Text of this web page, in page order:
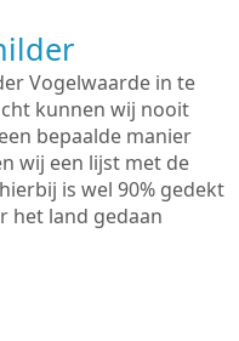
Vogelwaarde in te
kunnen wij nooit
bepaalde manier
wij een lijst met de
is wel 90% gedekt
het land gedaan